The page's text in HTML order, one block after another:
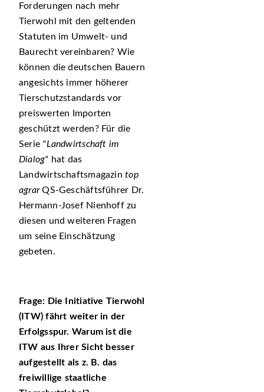
Forderungen nach mehr
Tierwohl mit den geltenden
Statuten im Umwelt- und
Baurecht vereinbaren? Wie
können die deutschen Bauern
angesichts immer höherer
Tierschutzstandards vor
preiswerten Importen
geschützt werden? Für die
Serie
Landwirtschaft im
Dialog
hat das
Landwirtschaftsmagazintop
agrarQS-Geschäftsführer Dr.
Hermann-Josef Nienhoff zu
diesen und weiteren Fragen
um seine Einschätzung
gebeten.
Frage: Die Initiative Tierwohl
(ITW) fährt weiter in der
Erfolgsspur. Warum ist die
ITW aus Ihrer Sicht besser
aufgestellt als z. B. das
freiwillige staatliche